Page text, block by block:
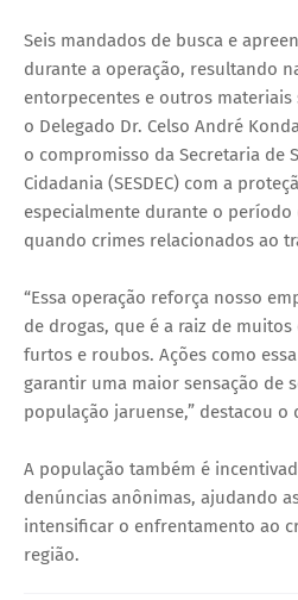
Seis mandados de busca e
durante a operação, resultando
entorpecentes e outros materiais
o Delegado Dr. Celso André
o compromisso da Secretaria de
Cidadania (SESDEC) com a
especialmente durante o período
quando crimes relacionados ao
“Essa operação reforça nosso
de drogas, que é a raiz de
furtos e roubos. Ações como
garantir uma maior sensação de
população jaruense,” destacou o
A população também é
denúncias anônimas, ajudando
intensificar o enfrentamento ao
região.